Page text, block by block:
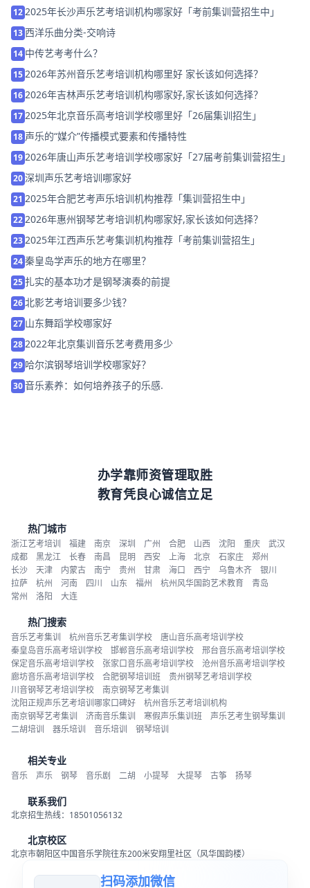
12 2025年长沙声乐艺考培训机构哪家好「考前集训营招生中」
13西洋乐曲分类-交响诗
14 中传艺考考什么？
15 2026年苏州音乐艺考培训机构哪里好 家长该如何选择？
16 2026年吉林声乐艺考培训机构哪家好,家长该如何选择？
17 2025年北京音乐高考培训学校哪里好「26届集训招生」
18 声乐的“媒介”传播模式要素和传播特性
19 2026年唐山声乐艺考培训学校哪家好「27届考前集训营招生」
20深圳声乐艺考培训哪家好
21 2025年合肥艺考声乐培训机构推荐「集训营招生中」
22 2026年惠州钢琴艺考培训机构哪家好,家长该如何选择？
23 2025年江西声乐艺考集训机构推荐「考前集训营招生」
24秦皇岛学声乐的地方在哪里？
25 扎实的基本功才是钢琴演奏的前提
26 北影艺考培训要多少钱？
27 山东舞蹈学校哪家好
28 2022年北京集训音乐艺考费用多少
29 哈尔滨钢琴培训学校哪家好？
30音乐素养：如何培养孩子的乐感.
办学靠师资管理取胜
教育凭良心诚信立足
热门城市
浙江艺考培训 福建 南京 深圳 广州 合肥 山西 沈阳 重庆
武汉
成都
黑龙江 长春 南昌 昆明 西安 上海 北京 石家庄
郑州
长沙
天津 内蒙古 南宁 贵州 甘肃 海口 西宁 乌鲁木齐
银川
拉萨
杭州 河南 四川 山东 福州 杭州风华国韵艺术教育
青岛
常州
洛阳 大连
热门搜索
音乐艺考集训 杭州音乐艺考集训学校
唐山音乐高考培训学校
秦皇岛音乐高考培训学校
邯郸音乐高考培训学校
邢台音乐高考培训学校
保定音乐高考培训学校
张家口音乐高考培训学校
沧州音乐高考培训学校
廊坊音乐高考培训学校
合肥钢琴培训班
贵州钢琴艺考培训学校
川音钢琴艺考培训学校
南京钢琴艺考集训
沈阳正规声乐艺考培训哪家口碑好
杭州音乐艺考培训机构
南京钢琴艺考集训
济南音乐集训 寒假声乐集训班
声乐艺考生钢琴集训
二胡培训
器乐培训 音乐培训 钢琴培训
相关专业
音乐 声乐 钢琴 音乐剧 二胡 小提琴 大提琴 古筝 扬琴
联系我们
北京招生热线：18501056132
北京校区
北京市朝阳区中国音乐学院往东200米安翔里社区（风华国韵楼）
扫码添加微信